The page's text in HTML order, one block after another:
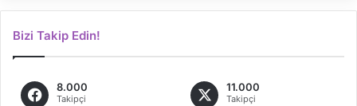
Bizi Takip Edin!
8.000
Takipçi
11.000
Takipçi